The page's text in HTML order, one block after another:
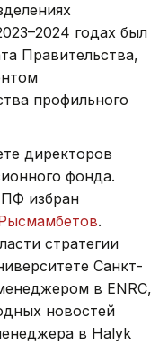
годах был
Правительства,
профильного
директоров
фонда.
избран
.
стратегии
Санкт-
в ENRC,
новостей
в Halyk